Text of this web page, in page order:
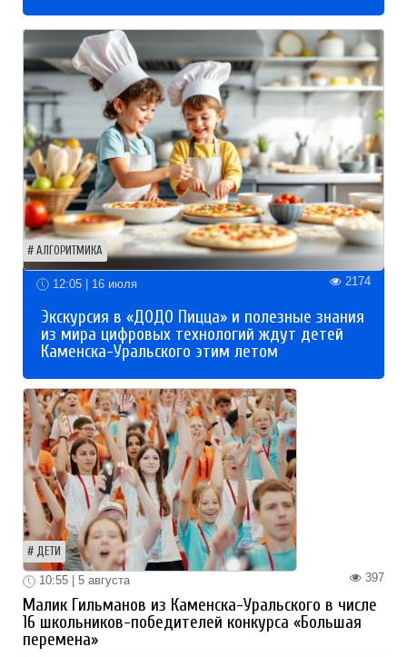
АЛГОРИТМИКА
12:05 | 16 июля 2174
Экскурсия в «ДОДО Пицца» и полезные знания
из мира цифровых технологий ждут детей
Каменска-Уральского этим летом
ДЕТИ
397
10:55 | 5 августа
Малик Гильманов из Каменска-Уральского в числе
16 школьников-победителей конкурса «Большая
перемена»